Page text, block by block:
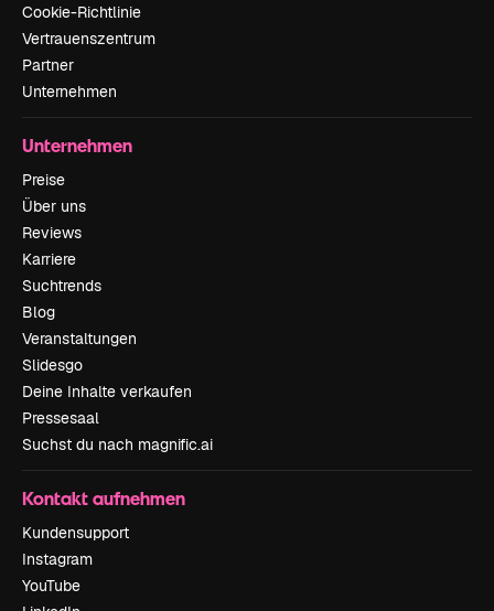
Cookie-Richtlinie
Vertrauenszentrum
Partner
Unternehmen
Unternehmen
Preise
Über uns
Reviews
Karriere
Suchtrends
Blog
Veranstaltungen
Slidesgo
Deine Inhalte verkaufen
Pressesaal
Suchst du nach magnific.ai
Kontakt aufnehmen
Kundensupport
Instagram
YouTube